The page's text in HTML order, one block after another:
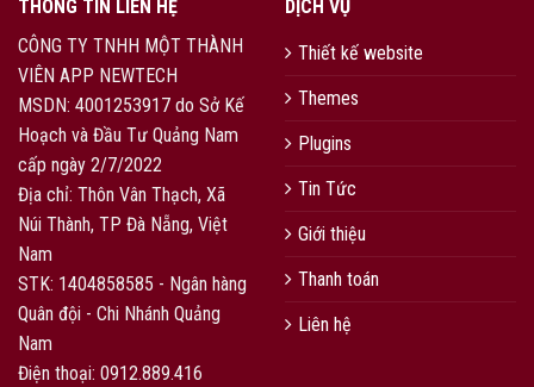
THÔNG TIN LIÊN HỆ
CÔNG TY TNHH MỘT THÀNH
VIÊN APP NEWTECH
MSDN: 4001253917 do Sở Kế
Hoạch và Đầu Tư Quảng Nam
cấp ngày 2/7/2022
Địa chỉ: Thôn Vân Thạch, Xã
Núi Thành, TP Đà Nẵng, Việt
Nam
STK: 1404858585 - Ngân hàng
Quân đội - Chi Nhánh Quảng
Nam
Điện thoại: 0912.889.416
DỊCH VỤ
Thiết kế website
Themes
Plugins
Tin Tức
Giới thiệu
Thanh toán
Liên hệ